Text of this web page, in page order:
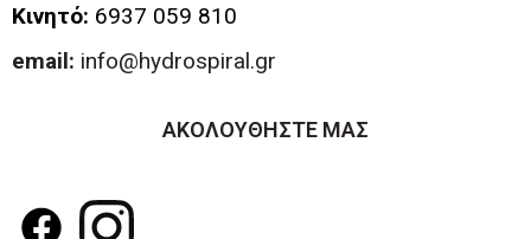
Κινητό: 6937 059 810
email: info@hydrospiral.gr
ΑΚΟΛΟΥΘΗΣΤΕ ΜΑΣ
ΕΣΠΑ 2021-2027
2021- 2027) "Πράσινος Μετασχηματισμός της
Δέσμης Δράσεων "Πράσινη Μετάβαση ΜμΕ". Η